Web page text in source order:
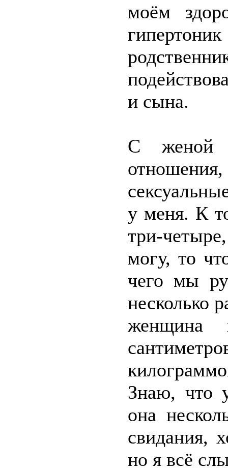
моём
и сына.
С женой
отношения,
у меня. К
три-
могу, то
чего мы
несколько
женщина
Знаю, что
она
свидания,
но я всё